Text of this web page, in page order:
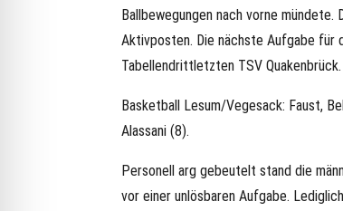
Ballbewegungen nach vorne
Aktivposten. Die nächste Aufgabe für
Tabellendrittletzten TSV Quakenbrück.
Basketball Lesum/Vegesack: Faust,
Alassani (8).
Personell arg gebeutelt stand die
vor einer unlösbaren Aufgabe.